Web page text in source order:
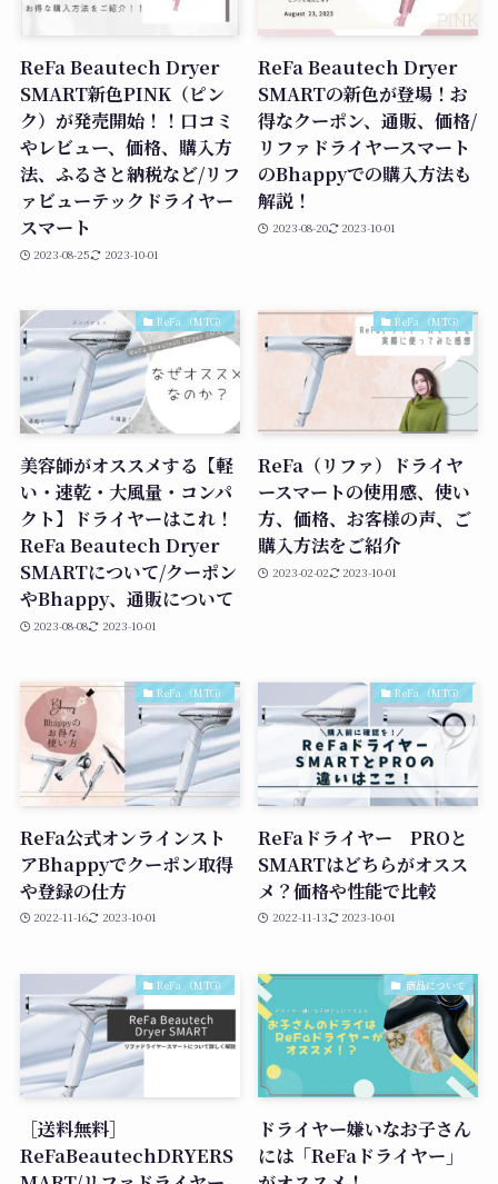
ReFa Beautech Dryer
SMART新色PINK（ピン
ク）が発売開始！！口コミ
やレビュー、価格、購入方
法、ふるさと納税など/リフ
ァビューテックドライヤー
スマート
2023-08-25 2023-10-01
ReFa Beautech Dryer
SMARTの新色が登場！お
得なクーポン、通販、価格/
リファドライヤースマート
のBhappyでの購入方法も
解説！
2023-08-20 2023-10-01
ReFa （MTG）
美容師がオススメする【軽
い・速乾・大風量・コンパ
クト】ドライヤーはこれ！
ReFa Beautech Dryer
SMARTについて/クーポン
やBhappy、通販について
2023-08-08 2023-10-01
ReFa （MTG）
ReFa（リファ）ドライヤ
ースマートの使用感、使い
方、価格、お客様の声、ご
購入方法をご紹介
2023-02-02 2023-10-01
ReFa （MTG）
ReFa公式オンラインスト
アBhappyでクーポン取得
や登録の仕方
2022-11-16 2023-10-01
ReFa （MTG）
ReFaドライヤー PROと
SMARTはどちらがオスス
メ？価格や性能で比較
2022-11-13 2023-10-01
ReFa （MTG）
［送料無料］
ReFaBeautechDRYERS
商品について
ドライヤー嫌いなお子さん
には「ReFaドライヤー」